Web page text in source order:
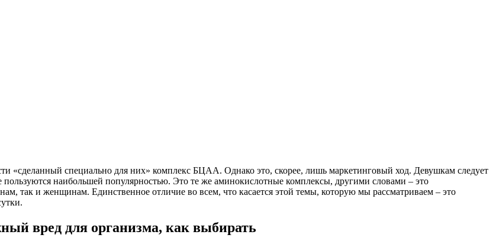
«сделанный специально для них» комплекс БЦАА. Однако это, скорее, лишь маркетинговый ход. Девушкам следует
наибольшей популярностью. Это те же аминокислотные комплексы, другими словами – это
так и женщинам. Единственное отличие во всем, что касается этой темы, которую мы рассматриваем – это
вред для организма, как выбирать